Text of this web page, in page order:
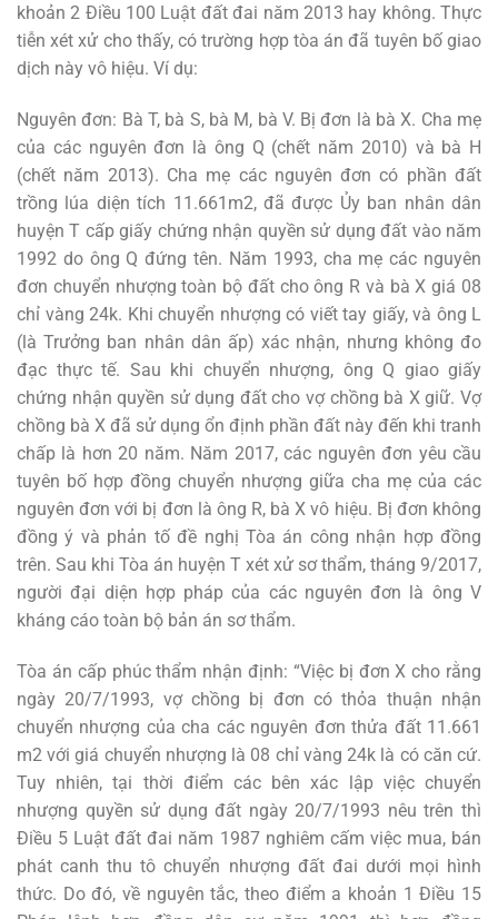
khoản 2 Điều 100 Luật đất đai năm 2013 hay không. Thực
tiễn xét xử cho thấy, có trường hợp tòa án đã tuyên bố giao
dịch này vô hiệu. Ví dụ:
Nguyên đơn: Bà T, bà S, bà M, bà V. Bị đơn là bà X. Cha mẹ
của các nguyên đơn là ông Q (chết năm 2010) và bà H
(chết năm 2013). Cha mẹ các nguyên đơn có phần đất
trồng lúa diện tích 11.661m2, đã được Ủy ban nhân dân
huyện T cấp giấy chứng nhận quyền sử dụng đất vào năm
1992 do ông Q đứng tên. Năm 1993, cha mẹ các nguyên
đơn chuyển nhượng toàn bộ đất cho ông R và bà X giá 08
chỉ vàng 24k. Khi chuyển nhượng có viết tay giấy, và ông L
(là Trưởng ban nhân dân ấp) xác nhận, nhưng không đo
đạc thực tế. Sau khi chuyển nhượng, ông Q giao giấy
chứng nhận quyền sử dụng đất cho vợ chồng bà X giữ. Vợ
chồng bà X đã sử dụng ổn định phần đất này đến khi tranh
chấp là hơn 20 năm. Năm 2017, các nguyên đơn yêu cầu
tuyên bố hợp đồng chuyển nhượng giữa cha mẹ của các
nguyên đơn với bị đơn là ông R, bà X vô hiệu. Bị đơn không
đồng ý và phản tố đề nghị Tòa án công nhận hợp đồng
trên. Sau khi Tòa án huyện T xét xử sơ thẩm, tháng 9/2017,
người đại diện hợp pháp của các nguyên đơn là ông V
kháng cáo toàn bộ bản án sơ thẩm.
Tòa án cấp phúc thẩm nhận định: “Việc bị đơn X cho rằng
ngày 20/7/1993, vợ chồng bị đơn có thỏa thuận nhận
chuyển nhượng của cha các nguyên đơn thửa đất 11.661
m2 với giá chuyển nhượng là 08 chỉ vàng 24k là có căn cứ.
Tuy nhiên, tại thời điểm các bên xác lập việc chuyển
nhượng quyền sử dụng đất ngày 20/7/1993 nêu trên thì
Điều 5 Luật đất đai năm 1987 nghiêm cấm việc mua, bán
phát canh thu tô chuyển nhượng đất đai dưới mọi hình
thức. Do đó, về nguyên tắc, theo điểm a khoản 1 Điều 15